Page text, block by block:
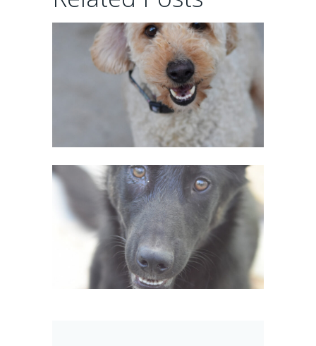
02/06/2026